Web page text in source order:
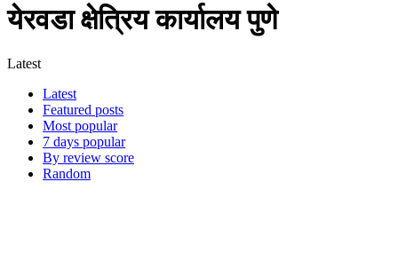
येरवडा क्षेत्रिय कार्यालय पुणे
Latest
Latest
Featured posts
Most popular
7 days popular
By review score
Random